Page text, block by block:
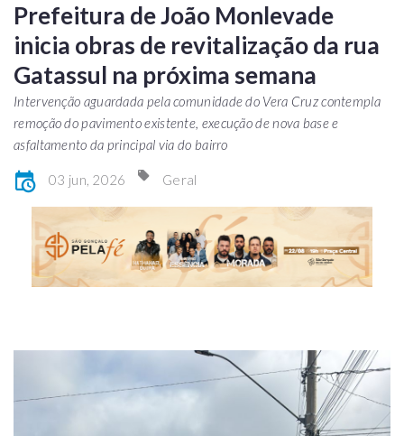
Prefeitura de João Monlevade
inicia obras de revitalização da rua
Gatassul na próxima semana
Intervenção aguardada pela comunidade do Vera Cruz contempla
remoção do pavimento existente, execução de nova base e
asfaltamento da principal via do bairro
03 jun, 2026 Geral